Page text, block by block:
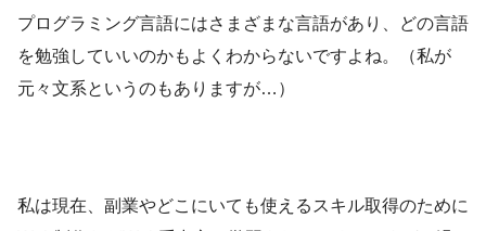
プログラミング言語にはさまざまな言語があり、どの言語
を勉強していいのかもよくわからないですよね。（私が
元々文系というのもありますが…）
私は現在、副業やどこにいても使えるスキル取得のために